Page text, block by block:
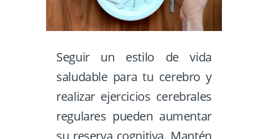
Seguir un estilo de vida
saludable para tu cerebro y
realizar ejercicios cerebrales
regulares pueden aumentar
su reserva cognitiva. Mantén